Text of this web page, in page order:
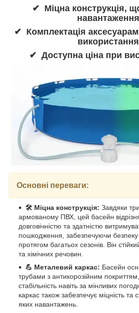
✔ Міцна конструкція,
✔ Комплектація
✔ Доступна ціна при
Основні переваги:
🛠️ Міцна конструкція: ​​​Завдяки
армованому ПВХ, цей басейн
довговічністю та здатністю
пошкодження, забезпечуючи безпеку
протягом багатьох сезонів. Він
та хімічних речовин.
💪 Металевий каркас: Басейн
трубами з антикорозійним
стабільність навіть за мінливих
каркас також забезпечує міцність та
яких навантажень.